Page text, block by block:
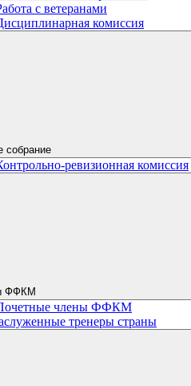
с ветеранами
комиссия
собрание
ревизионная комиссия
ФФКМ
члены ФФКМ
тренеры страны